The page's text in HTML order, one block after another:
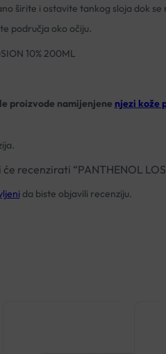
širite i ostavite tankog sloja dok se
područja oko očiju.
10% 200ML
proizvode namijenjene njezi kože
recenzirati “PANTHENOL
da biste objavili recenziju.